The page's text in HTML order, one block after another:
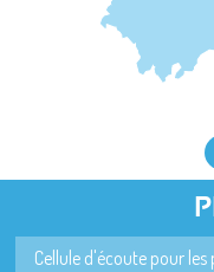
Cellule d'écoute pour